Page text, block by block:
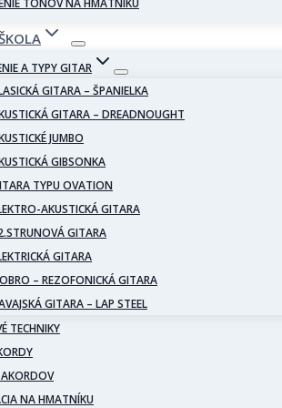
TÓNOV NA HMATNÍKU
A TYPY GITAR
GITARA – ŠPANIELKA
GITARA – DREADNOUGHT
JUMBO
GIBSONKA
TYPU OVATION
AKUSTICKÁ GITARA
GITARA
GITARA
– REZOFONICKÁ GITARA
GITARA – LAP STEEL
TECHNIKY
NA HMATNÍKU